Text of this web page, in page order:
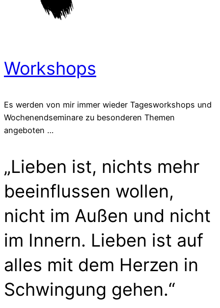
Workshops
Es werden von mir immer wieder Tagesworkshops und
Wochenendseminare zu besonderen Themen
angeboten …
„Lieben ist, nichts mehr
beeinflussen wollen,
nicht im Außen und nicht
im Innern. Lieben ist auf
alles mit dem Herzen in
Schwingung gehen.“